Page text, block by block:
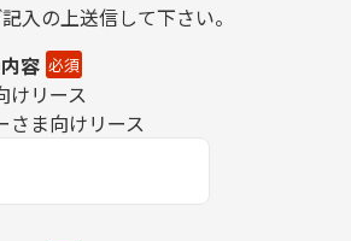
入の上送信して下さい。
容 必須
けリース
さま向けリース